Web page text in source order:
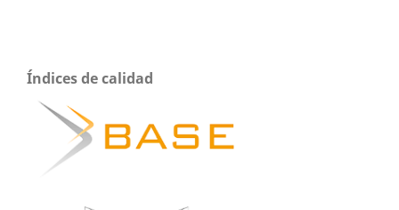
Índices de calidad